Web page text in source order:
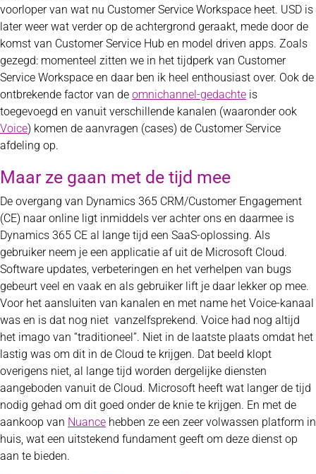
voorloper van wat nu Customer Service Workspace heet. USD is
later weer wat verder op de achtergrond geraakt, mede door de
komst van Customer Service Hub en model driven apps. Zoals
gezegd: momenteel zitten we in het tijdperk van Customer
Service Workspace en daar ben ik heel enthousiast over. Ook de
ontbrekende factor van de omnichannel-gedachte is
toegevoegd en vanuit verschillende kanalen (waaronder ook
Voice) komen de aanvragen (cases) de Customer Service
afdeling op.
Maar ze gaan met de tijd mee
De overgang van Dynamics 365 CRM/Customer Engagement
(CE) naar online ligt inmiddels ver achter ons en daarmee is
Dynamics 365 CE al lange tijd een SaaS-oplossing. Als
gebruiker neem je een applicatie af uit de Microsoft Cloud.
Software updates, verbeteringen en het verhelpen van bugs
gebeurt veel en vaak en als gebruiker lift je daar lekker op mee.
Voor het aansluiten van kanalen en met name het Voice-kanaal
was en is dat nog niet vanzelfsprekend. Voice had nog altijd
het imago van “traditioneel”. Niet in de laatste plaats omdat het
lastig was om dit in de Cloud te krijgen. Dat beeld klopt
overigens niet, al lange tijd worden dergelijke diensten
aangeboden vanuit de Cloud. Microsoft heeft wat langer de tijd
nodig gehad om dit goed onder de knie te krijgen. En met de
aankoop van Nuance hebben ze een zeer volwassen platform in
huis, wat een uitstekend fundament geeft om deze dienst op
aan te bieden.